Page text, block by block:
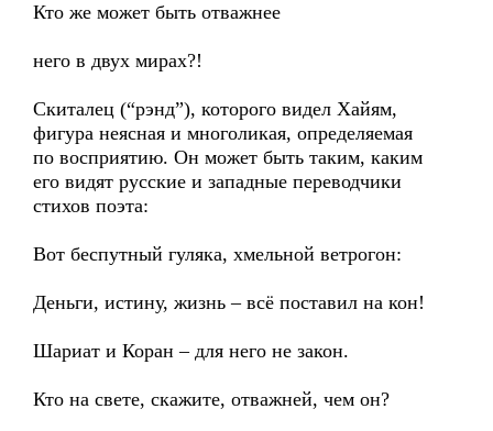
Кто же может быть отважнее
него в двух мирах?!
Скиталец (“рэнд”), которого видел Хайям,
фигура неясная и многоликая, определяемая
по восприятию. Он может быть таким, каким
его видят русские и западные переводчики
стихов поэта:
Вот беспутный гуляка, хмельной ветрогон:
Деньги, истину, жизнь – всё поставил на кон!
Шариат и Коран – для него не закон.
Кто на свете, скажите, отважней, чем он?